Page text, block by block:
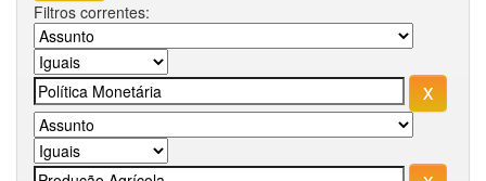
Filtros correntes: